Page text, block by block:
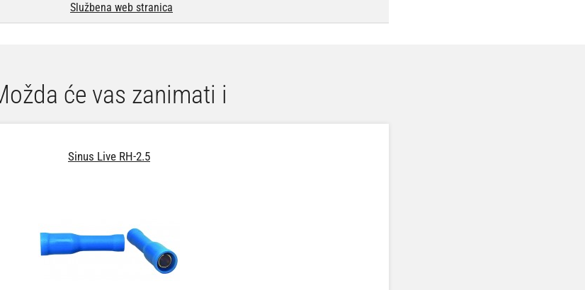
Službena web stranica
će vas zanimati i
Sinus Live RH-2.5